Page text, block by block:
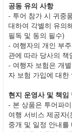
공동 유의 사항
- 투어 참가 시 귀중
대하여 각별히 유의
필독 및 동의 필수)
- 여행자의 개인 부
관에 따라 당사의
- 여행자 보험은 개
자 보험 가입에 대
현지 운영사 및 책임
- 본 상품은 투어파
여행 서비스 제공자
중개 및 일정 안내